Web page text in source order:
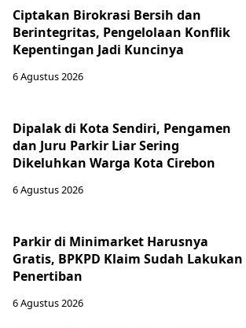
Ciptakan Birokrasi Bersih dan
Berintegritas, Pengelolaan Konflik
Kepentingan Jadi Kuncinya
6 Agustus 2026
Dipalak di Kota Sendiri, Pengamen
dan Juru Parkir Liar Sering
Dikeluhkan Warga Kota Cirebon
6 Agustus 2026
Parkir di Minimarket Harusnya
Gratis, BPKPD Klaim Sudah Lakukan
Penertiban
6 Agustus 2026